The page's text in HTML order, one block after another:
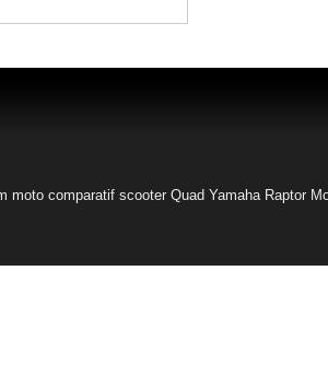
moto comparatif scooter Quad Yamaha Raptor